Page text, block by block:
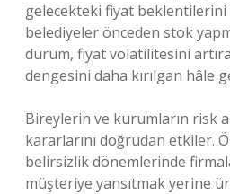
gelecekteki fiyat
belediyeler önceden stok
durum, fiyat volatilitesini
dengesini daha kırılgan hâle
Bireylerin ve kurumların risk
kararlarını doğrudan etkiler.
belirsizlik dönemlerinde
müşteriye yansıtmak yerine